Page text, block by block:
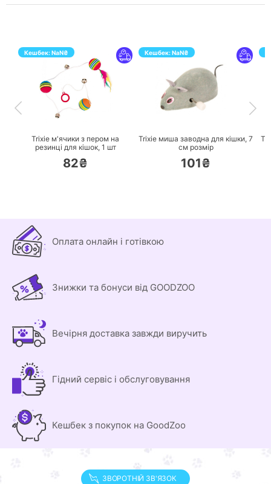
Кешбек:NaN₴
Trixie м'ячики з пером на
резинці для кішок, 1 шт
82₴
Кешбек:NaN₴
Trixie миша заводна для кішки, 7
см розмір
101₴
Оплата онлайн і готівкою
Знижки та бонуси від GOODZOO
Вечірня доставка завжди виручить
Гідний сервіс і обслуговування
Кешбек з покупок на GoodZoo
ЗВОРОТНІЙ ЗВ'ЯЗОК